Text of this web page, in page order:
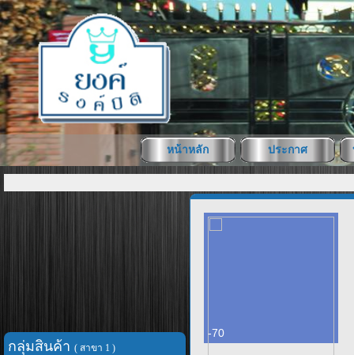
หน้าหลัก ประกาศ
กลุ่มสินค้า ( สาขา 1 )
-70